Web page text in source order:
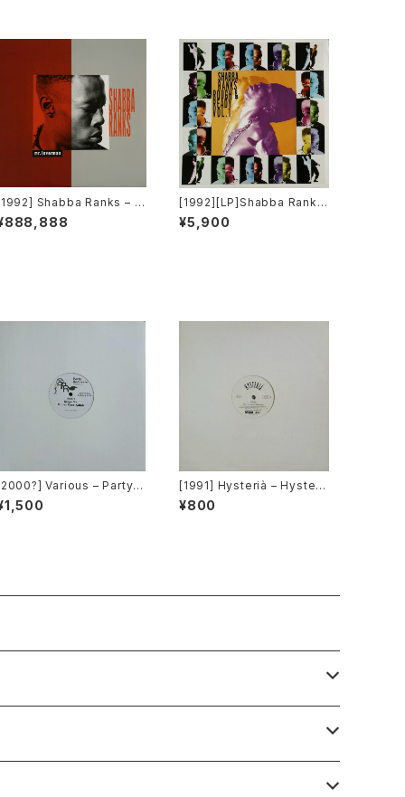
Shabba Ranks – M
Loverman [Epic]
[1992][LP]Shabba Ranks
– Rough & Ready Vol.1 [E
pic]
¥5,900
Various – Party R
Volume 5 [OPR]
[1991] Hysterià – Hysteri
a (There's No Reason To
Be Disturbed) [T.A.O.B. D
¥800